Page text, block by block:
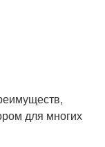
для многих